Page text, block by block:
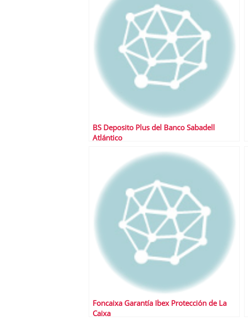
BS Deposito Plus del Banco Sabadell
Atlántico
Foncaixa Garantía Ibex Protección de La
Caixa